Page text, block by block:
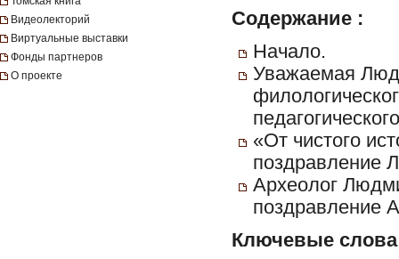
Видеолекторий
Виртуальные выставки
Фонды партнеров
О проекте
Содержание :
Начало.
Уважаемая
«От чистого
поздравление
Археолог
поздравление
Ключевые слова